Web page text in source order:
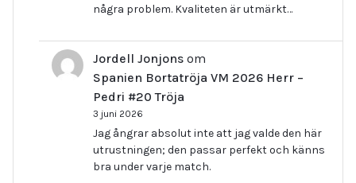
några problem. Kvaliteten är utmärkt…
Jordell Jonjons om
Spanien Bortatröja VM 2026 Herr –
Pedri #20 Tröja
3 juni 2026
Jag ångrar absolut inte att jag valde den här
utrustningen; den passar perfekt och känns
bra under varje match.